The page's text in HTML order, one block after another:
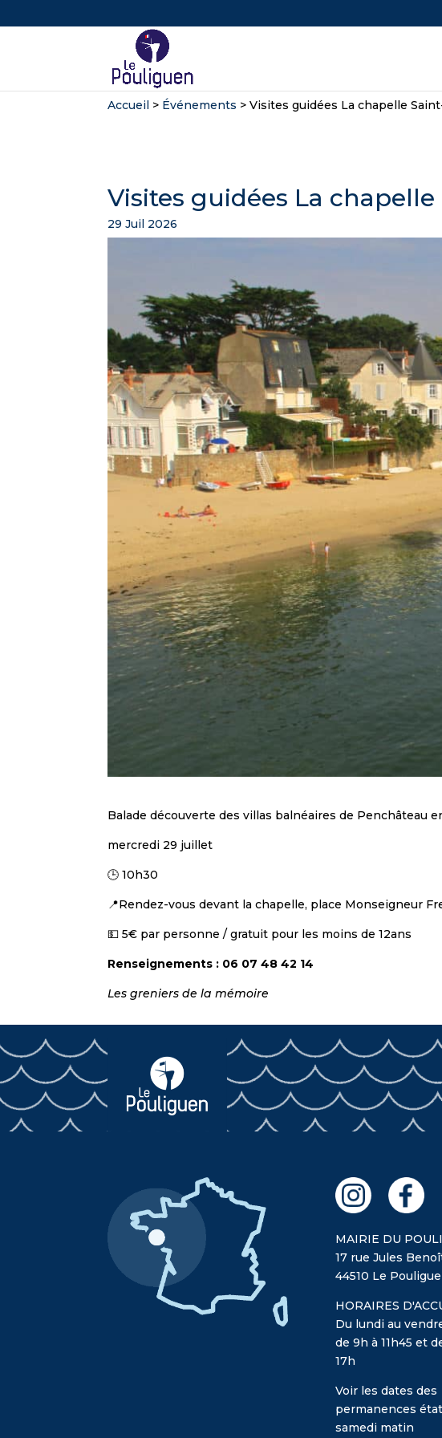
Accueil > Événements >Visites guidées La chapelle
Visites guidées La
29 Juil 2026
Balade découverte des villas balnéaires de Penchâteau
mercredi 29 juillet
🕒 10h30
📍Rendez-vous devant la chapelle, place Monseigneur
💵 5€ par personne / gratuit pour les moins de 12ans
Renseignements : 06 07 48 42 14
Les greniers de la mémoire
MAIRIE DU
17 rue Jules
44510 Le
HORAIRES
Du lundi au
de 9h à 11h45 et
17h
Voir les dates des
permanences
samedi matin